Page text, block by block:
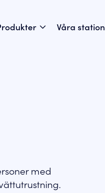
Våra
med